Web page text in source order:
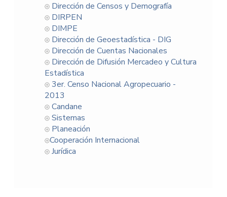
Dirección de Censos y Demografía
DIRPEN
DIMPE
Dirección de Geoestadística - DIG
Dirección de Cuentas Nacionales
Dirección de Difusión Mercadeo y Cultura
Estadística
3er. Censo Nacional Agropecuario -
2013
Candane
Sistemas
Planeación
Cooperación Internacional
Jurídica